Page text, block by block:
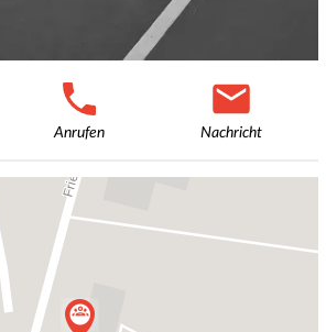
Anrufen Nachricht